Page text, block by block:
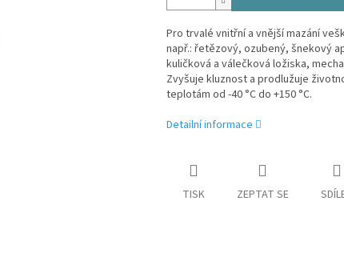
Pro trvalé vnitřní a vnější mazání
např.: řetězový, ozubený, šnekový
kuličková a válečková ložiska,
Zvyšuje kluznost a prodlužuje
teplotám od -40 °C do +150 °C.
Detailní informace
TISK ZEPTAT SE